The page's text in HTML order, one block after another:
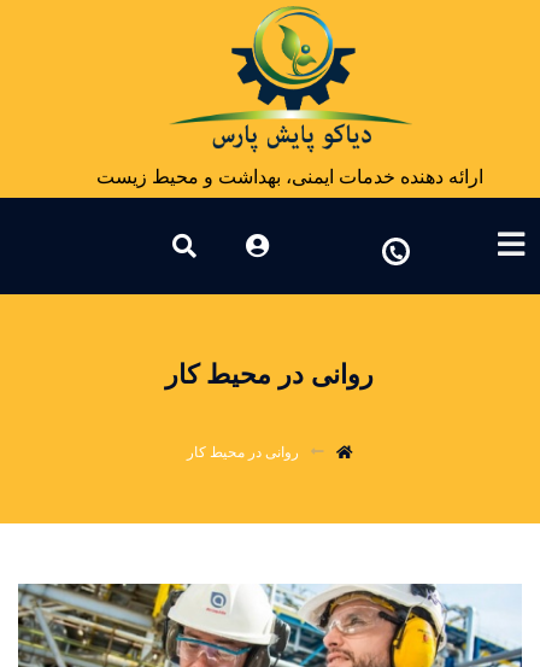
ارائه دهنده خدمات ایمنی، بهداشت و محیط زیست
روانی در محیط کار
روانی در محیط کار